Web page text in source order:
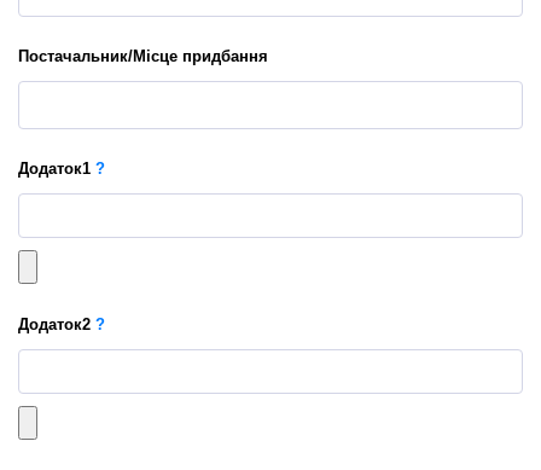
Постачальник/Місце придбання
Додаток1 ?
Додаток2 ?